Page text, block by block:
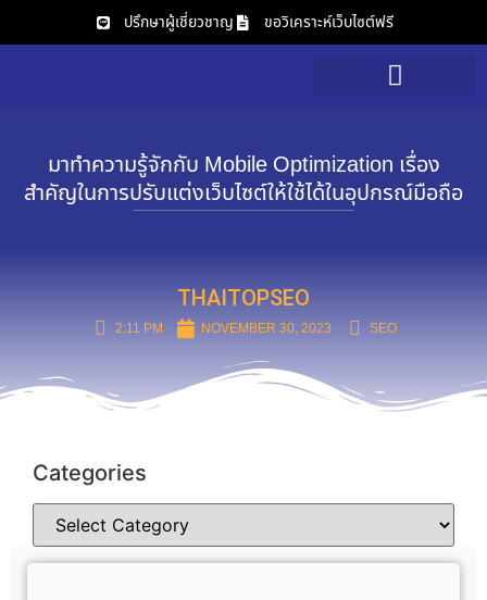
ปรึกษาผู้เชี่ยวชาญ ขอวิเคราะห์เว็บไซต์ฟรี
มาทำความรู้จักกับ Mobile Optimization เรื่อง
สำคัญในการปรับแต่งเว็บไซต์ให้ใช้ได้ในอุปกรณ์มือถือ
THAITOPSEO
2:11 PM NOVEMBER 30, 2023 SEO
Categories